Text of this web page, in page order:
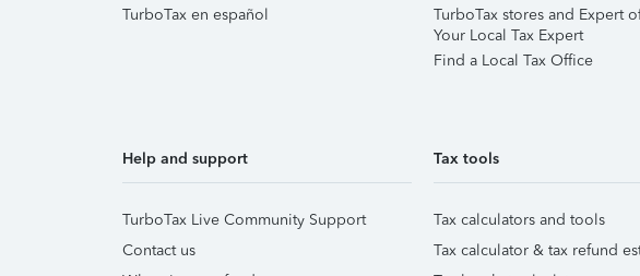
TurboTax en español
TurboTax stores and Expert
Your Local Tax Expert
Find a Local Tax Office
Help and support
TurboTax Live Community Support
Contact us
Tax tools
Tax calculators and tools
Tax calculator & tax refund